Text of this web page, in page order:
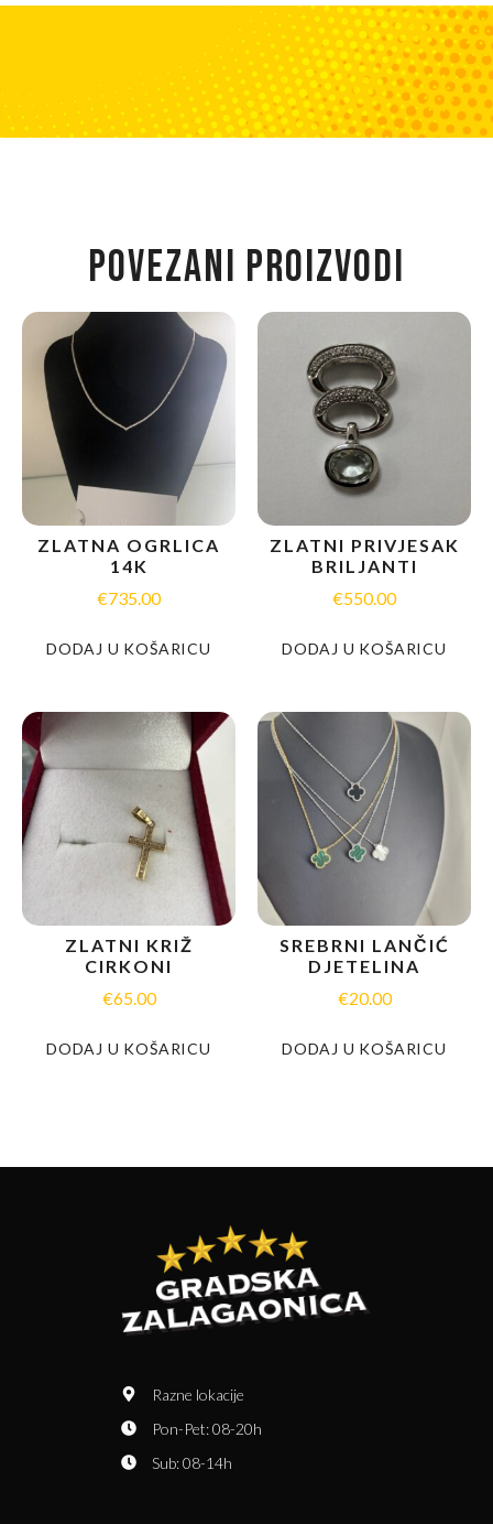
POVEZANI PROIZVODI
ZLATNA OGRLICA
14K
€735.00
DODAJ U KOŠARICU
ZLATNI PRIVJESAK
BRILJANTI
€550.00
DODAJ U KOŠARICU
ZLATNI KRIŽ
CIRKONI
€65.00
DODAJ U KOŠARICU
SREBRNI LANČIĆ
DJETELINA
€20.00
DODAJ U KOŠARICU
Razne lokacije
Pon-Pet: 08-20h
Sub: 08-14h